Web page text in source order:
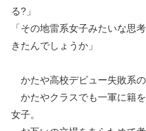
る?」
「その地雷系女子みたいな思
きたんでしょうか」
かたや高校デビュー失敗系の
かたやクラスでも一軍に籍
女子。